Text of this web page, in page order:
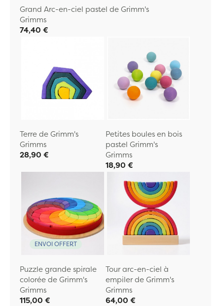
Grand Arc-en-ciel pastel de Grimm's
Grimms
74,40 €
Terre de Grimm's
Grimms
28,90 €
Petites boules en bois
pastel Grimm's
Grimms
18,90 €
ENVOI OFFERT
Puzzle grande spirale
colorée de Grimm's
Grimms
115,00 €
Tour arc-en-ciel à
empiler de Grimm's
Grimms
64,00 €